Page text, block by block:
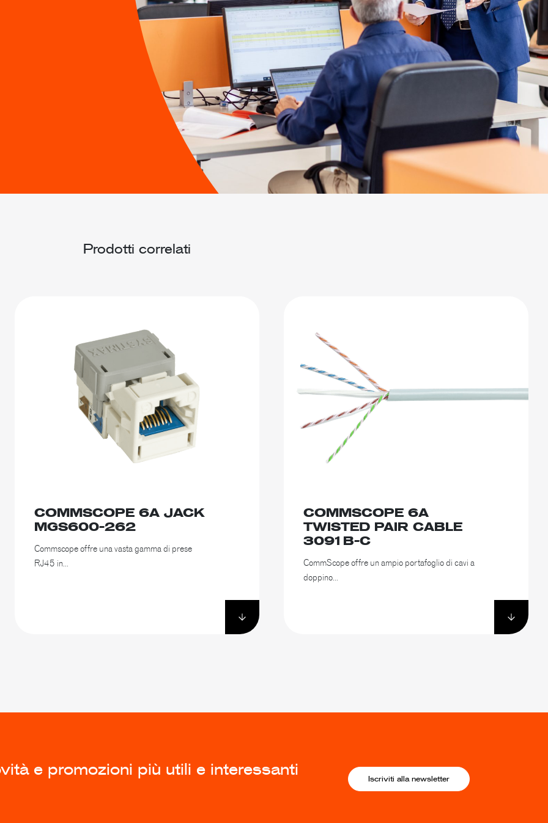
Prodotti correlati
COMMSCOPE 6A JACK
MGS600-262
Commscope offre una vasta gamma di prese
RJ45 in...
COMMSCOPE 6A
TWISTED PAIR CABLE
3091B-C
CommScope offre un ampio portafoglio di cavi a
doppino...
e promozioni più utili e interessanti
Iscriviti alla newsletter